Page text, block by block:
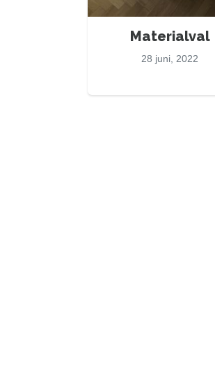
Materialval
28 juni, 2022